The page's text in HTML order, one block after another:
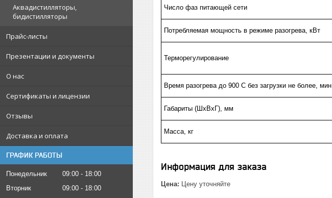
Аквадистилляторы,
бидистилляторы
Прайс-листы
Презентации и документы
О нас
Сертификаты и лицензии
Отзывы
Доставка и оплата
ГРАФИК РАБОТЫ
Понедельник 09:00
18:00
Вторник
09:00
18:00
Число фаз питающей сети
Потребляемая мощность в режиме разогрева, кВт
Терморегулирование
Время разогрева до 900 С без загрузки не более, мин
Габариты (ШхВхГ), мм
Масса, кг
Информация для заказа
Цена: Цену уточняйте